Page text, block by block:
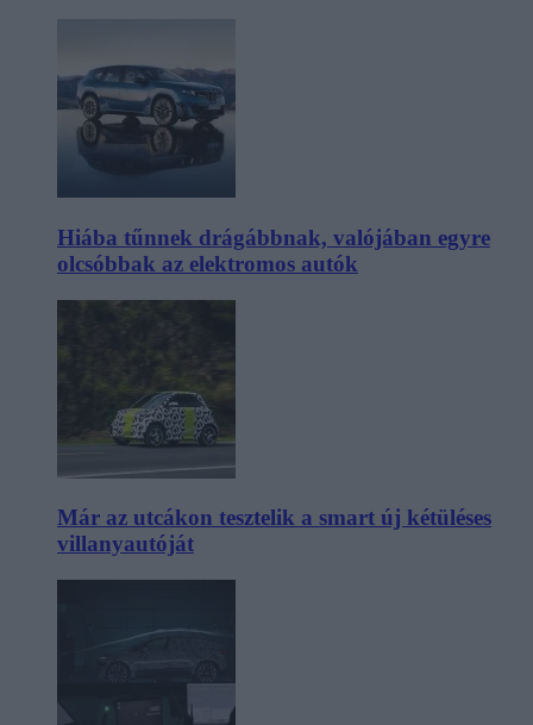
Hiába tűnnek drágábbnak, valójában egyre
olcsóbbak az elektromos autók
Már az utcákon tesztelik a smart új kétüléses
villanyautóját